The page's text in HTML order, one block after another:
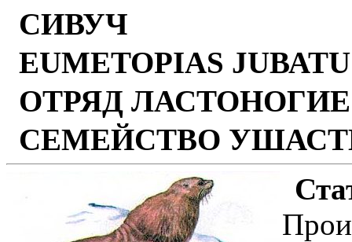
СИВУЧ
ЕUМЕТОРIAS
ОТРЯД ЛАСТОНОГИЕ
СЕМЕЙСТВО